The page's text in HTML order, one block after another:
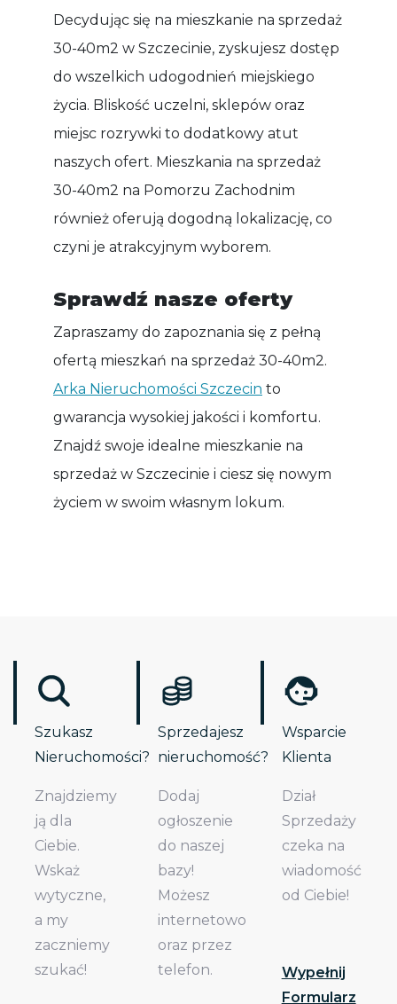
Decydując się na mieszkanie na sprzedaż
30-40m2 w Szczecinie, zyskujesz dostęp
do wszelkich udogodnień miejskiego
życia. Bliskość uczelni, sklepów oraz
miejsc rozrywki to dodatkowy atut
naszych ofert. Mieszkania na sprzedaż
30-40m2 na Pomorzu Zachodnim
również oferują dogodną lokalizację, co
czyni je atrakcyjnym wyborem.
Sprawdź nasze oferty
Zapraszamy do zapoznania się z pełną
ofertą mieszkań na sprzedaż 30-40m2.
Arka Nieruchomości Szczecin to
gwarancja wysokiej jakości i komfortu.
Znajdź swoje idealne mieszkanie na
sprzedaż w Szczecinie i ciesz się nowym
życiem w swoim własnym lokum.
Szukasz
Nieruchomości?
Znajdziemy
ją dla
Ciebie.
Wskaż
wytyczne,
a my
zaczniemy
szukać!
Sprzedajesz
nieruchomość?
Dodaj
ogłoszenie
do naszej
bazy!
Możesz
internetowo
oraz przez
telefon.
Wsparcie
Klienta
Dział
Sprzedaży
czeka na
wiadomość
od Ciebie!
Wypełnij
Formularz